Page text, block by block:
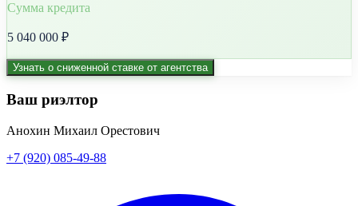
Сумма кредита
5 040 000 ₽
Узнать о сниженной ставке от агентства
Ваш риэлтор
Анохин Михаил Орестович
+7 (920) 085-49-88